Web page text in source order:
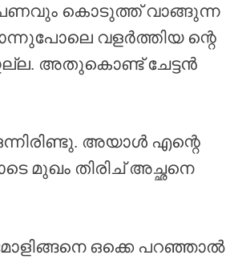
പണവും കൊടുത്ത് വാങ്ങുന്ന
വളർത്തിയ ന്റെ
അതുകൊണ്ട് ചേട്ടൻ
അയാൾ എന്റെ
മുഖം തിരിച് അച്ഛനെ
ഒക്കെ പറഞ്ഞാൽ